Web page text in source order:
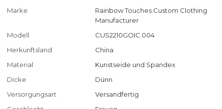
Marke
Rainbow Touches Custom Clothing
Manufacturer
Modell
CUS2210GOIC 004
Herkunftsland
China
Material
Kunstseide und Spandex
Dicke
Dünn
Versorgungsart
Versandfertig